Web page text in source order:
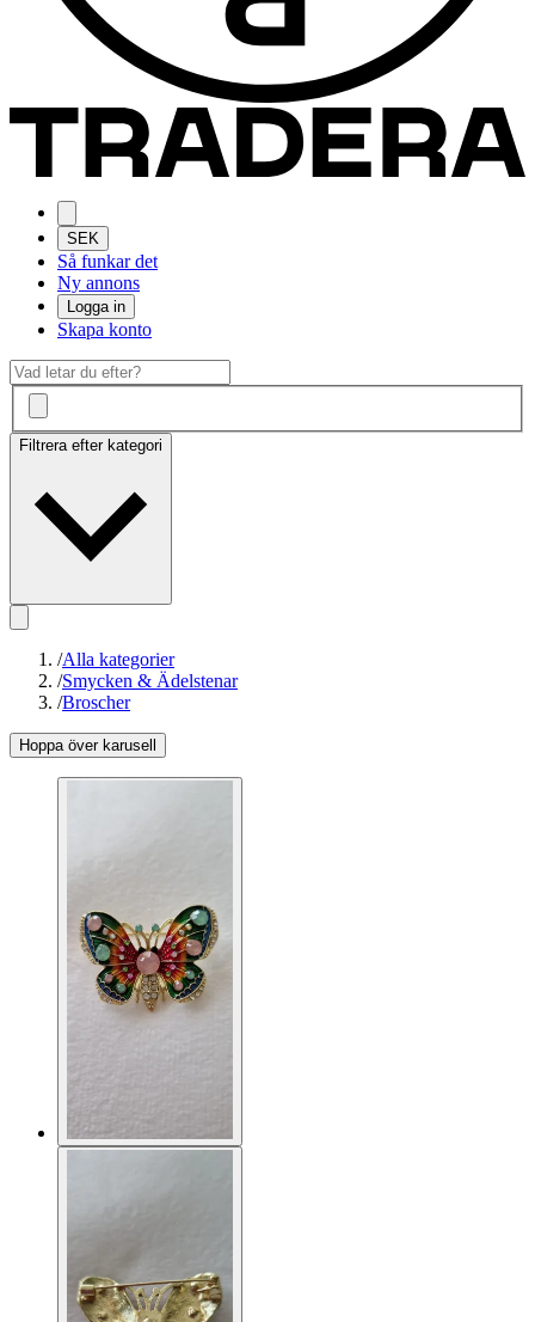
SEK
Så funkar det
Ny annons
Logga in
Skapa konto
Filtrera efter kategori
/Alla kategorier
/Smycken & Ädelstenar
/Broscher
Hoppa över karusell